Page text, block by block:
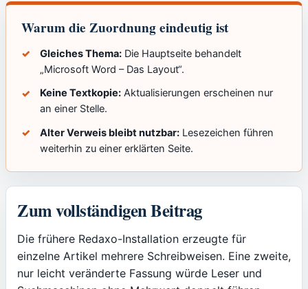
Warum die Zuordnung eindeutig ist
Gleiches Thema:Die Hauptseite behandelt
„Microsoft Word – Das Layout“.
Keine Textkopie:Aktualisierungen erscheinen nur
an einer Stelle.
Alter Verweis bleibt nutzbar:Lesezeichen führen
weiterhin zu einer erklärten Seite.
Zum vollständigen Beitrag
Die frühere Redaxo-Installation erzeugte für
einzelne Artikel mehrere Schreibweisen. Eine zweite,
nur leicht veränderte Fassung würde Leser und